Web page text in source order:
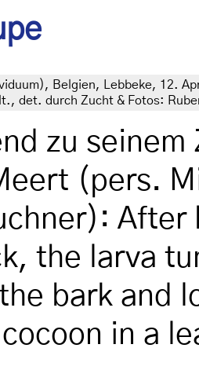
), Belgien, Lebbeke, 12.
det. durch Zucht & Fotos:
zu
(pers.
the larva
bark and
in a